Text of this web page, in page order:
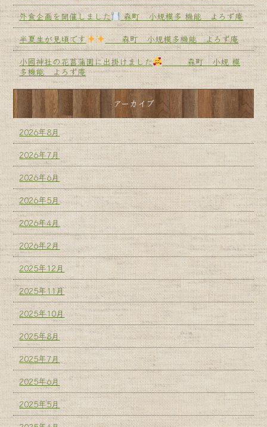
外食企画を開催しました
森町 小規模多 機能 よろず庵
半夏生が見頃です
森町 小規模多機能 よろず庵
小國神社の花菖蒲園に出掛けました
森町 小規 模
多機能 よろず庵
アーカイブ
2026年8月
2026年7月
2026年6月
2026年5月
2026年4月
2026年2月
2025年12月
2025年11月
2025年10月
2025年8月
2025年7月
2025年6月
2025年5月